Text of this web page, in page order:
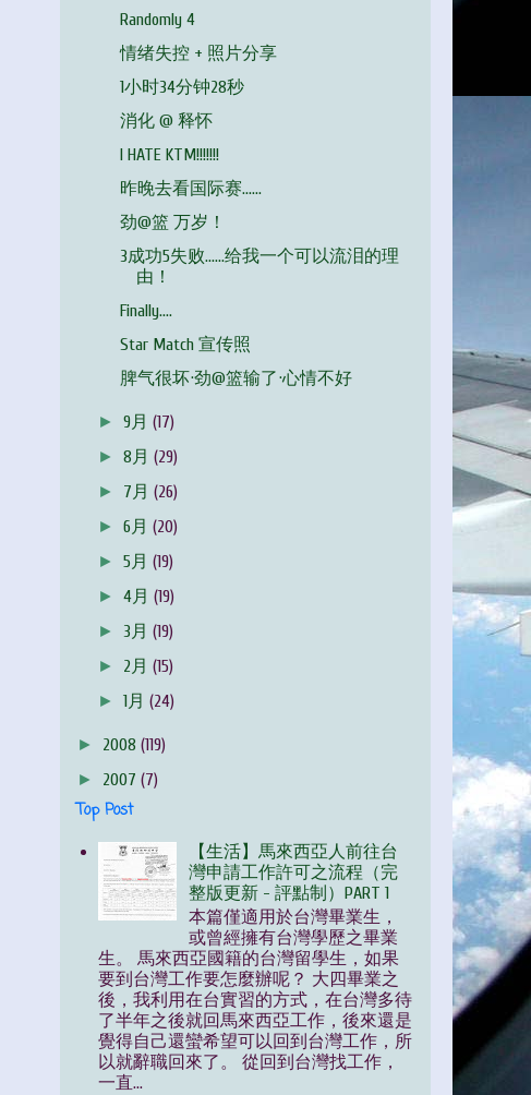
Randomly 4
情绪失控 + 照片分享
1小时34分钟28秒
消化 @ 释怀
I HATE KTM!!!!!!!
昨晚去看国际赛……
劲@篮 万岁！
3成功5失败……给我一个可以流泪的理
由！
Finally....
Star Match 宣传照
脾气很坏·劲@篮输了·心情不好
►9月(17)
►8月(29)
► 7月(26)
►6月(20)
►5月(19)
►4月(19)
► 3月(19)
► 2月(15)
►1月(24)
► 2008 (119)
► 2007 (7)
Top Post
【生活】馬來西亞人前往台
灣申請工作許可之流程（完
整版更新 - 評點制）PART 1
本篇僅適用於台灣畢業生，
或曾經擁有台灣學歷之畢業
生。 馬來西亞國籍的台灣留學生，如果
要到台灣工作要怎麼辦呢？ 大四畢業之
後，我利用在台實習的方式，在台灣多待
了半年之後就回馬來西亞工作，後來還是
覺得自己還蠻希望可以回到台灣工作，所
以就辭職回來了。 從回到台灣找工作，
一直...